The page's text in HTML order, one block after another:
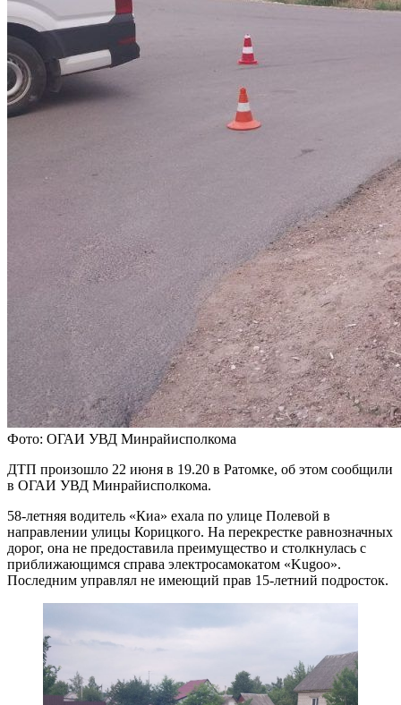
Фото: ОГАИ УВД Минрайисполкома
ДТП произошло 22 июня в 19.20 в Ратомке, об этом сообщили
в ОГАИ УВД Минрайисполкома.
58-летняя водитель «Киа» ехала по улице Полевой в
направлении улицы Корицкого. На перекрестке равнозначных
дорог, она не предоставила преимущество и столкнулась с
приближающимся справа электросамокатом «Kugoo».
Последним управлял не имеющий прав 15-летний подросток.